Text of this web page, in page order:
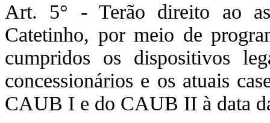
Art. 5° - Terão direito ao
Catetinho, por meio de
cumpridos os dispositivos
concessionários e os atuais
CAUB I e do CAUB II à data